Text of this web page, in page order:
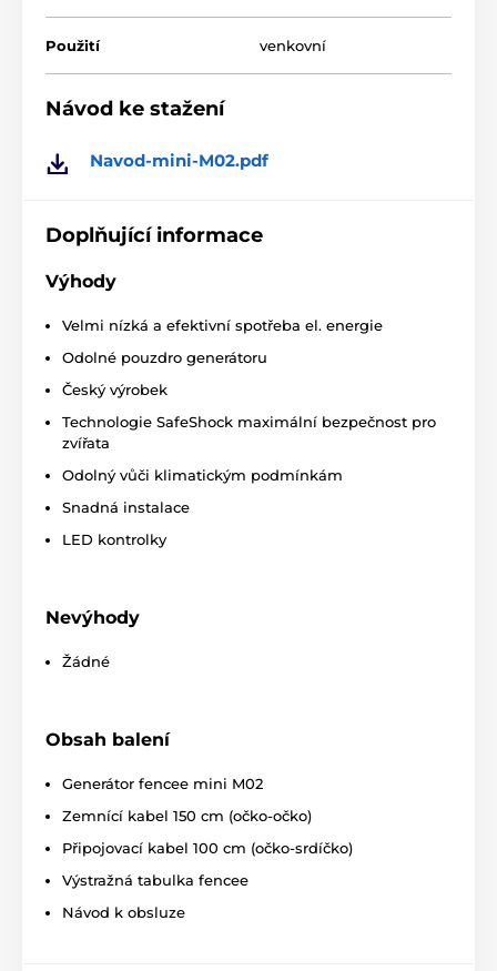
Sestavení ohradníku vyžaduje méně práce a
nákladů na materiál než tradiční plot.
možné dle potřeby. Rychlé a lehké sestavení a
Určeno pro hlídání i ochranu různých zvířat
Technické specifikace se mohou změnit bez
ilustrativní charakter.
Použití venkovní
Návod ke stažení
Navod-mini-M02.pdf
Doplňující informace
Výhody
Velmi nízká a efektivní spotřeba el. energie
Odolné pouzdro generátoru
Český výrobek
Technologie SafeShock maximální bezpečnost pro
zvířata
Odolný vůči klimatickým podmínkám
Snadná instalace
LED kontrolky
Nevýhody
Žádné
Obsah balení
Generátor fencee mini M02
Zemnící kabel 150 cm (očko-očko)
Připojovací kabel 100 cm (očko-srdíčko)
Výstražná tabulka fencee
Návod k obsluze